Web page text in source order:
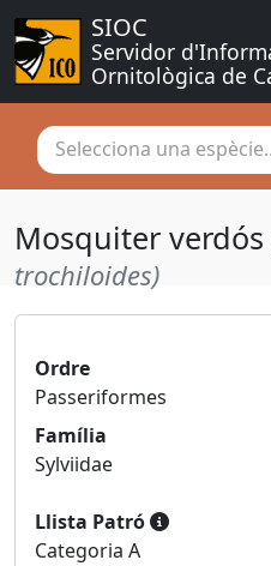
SIOC
Servidor
Ornitològica de
Selecciona una
Mosquiter verdós
trochiloides)
Ordre
Passeriformes
Família
Sylviidae
Llista Patró
Categoria A